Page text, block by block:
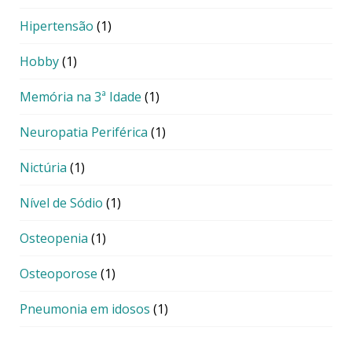
Hipertensão (1)
Hobby(1)
Memória na 3ª Idade (1)
Neuropatia Periférica (1)
Nictúria (1)
Nível de Sódio (1)
Osteopenia (1)
Osteoporose (1)
Pneumonia em idosos (1)